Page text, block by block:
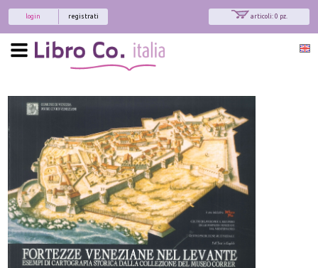
articoli: 0 pz.
registrati
login
Interessato ai nostri libri?
Allora iscriviti alla nostra newsletter!
Sarai informato delle nostre novità, potrai
comunque cancellarti quando desideri.
modulo di iscrizione